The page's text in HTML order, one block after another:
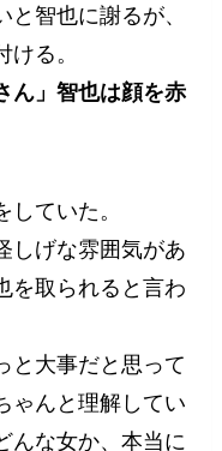
智也に謝るが、
る。
ん」智也は顔を赤
ていた。
しげな雰囲気があ
を取られると言わ
と大事だと思って
ゃんと理解してい
んな女か、本当に